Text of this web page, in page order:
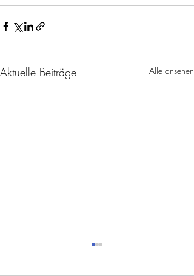
Aktuelle Beiträge Alle ansehen